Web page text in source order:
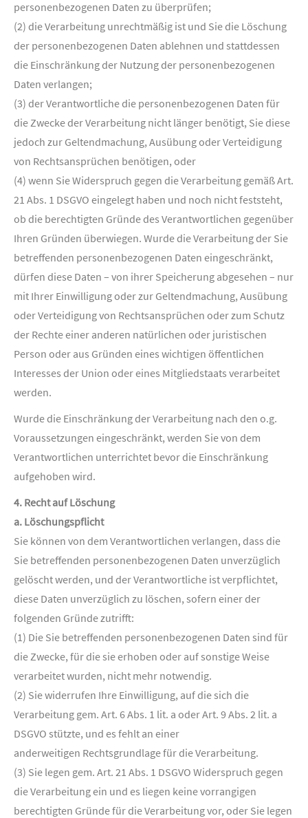
personenbezogenen Daten zu überprüfen;
(2) die Verarbeitung unrechtmäßig ist und Sie die Löschung
der personenbezogenen Daten ablehnen und stattdessen
die Einschränkung der Nutzung der personenbezogenen
Daten verlangen;
(3) der Verantwortliche die personenbezogenen Daten für
die Zwecke der Verarbeitung nicht länger benötigt, Sie diese
jedoch zur Geltendmachung, Ausübung oder Verteidigung
von Rechtsansprüchen benötigen, oder
(4) wenn Sie Widerspruch gegen die Verarbeitung gemäß Art.
21 Abs. 1 DSGVO eingelegt haben und noch nicht feststeht,
ob die berechtigten Gründe des Verantwortlichen gegenüber
Ihren Gründen überwiegen. Wurde die Verarbeitung der Sie
betreffenden personenbezogenen Daten eingeschränkt,
dürfen diese Daten – von ihrer Speicherung abgesehen – nur
mit Ihrer Einwilligung oder zur Geltendmachung, Ausübung
oder Verteidigung von Rechtsansprüchen oder zum Schutz
der Rechte einer anderen natürlichen oder juristischen
Person oder aus Gründen eines wichtigen öffentlichen
Interesses der Union oder eines Mitgliedstaats verarbeitet
werden.
Wurde die Einschränkung der Verarbeitung nach den o.g.
Voraussetzungen eingeschränkt, werden Sie von dem
Verantwortlichen unterrichtet bevor die Einschränkung
aufgehoben wird.
4. Recht auf Löschung
a. Löschungspflicht
Sie können von dem Verantwortlichen verlangen, dass die
Sie betreffenden personenbezogenen Daten unverzüglich
gelöscht werden, und der Verantwortliche ist verpflichtet,
diese Daten unverzüglich zu löschen, sofern einer der
folgenden Gründe zutrifft:
(1) Die Sie betreffenden personenbezogenen Daten sind für
die Zwecke, für die sie erhoben oder auf sonstige Weise
verarbeitet wurden, nicht mehr notwendig.
(2) Sie widerrufen Ihre Einwilligung, auf die sich die
Verarbeitung gem. Art. 6 Abs. 1 lit. a oder Art. 9 Abs. 2 lit. a
DSGVO stützte, und es fehlt an einer
anderweitigen Rechtsgrundlage für die Verarbeitung.
(3) Sie legen gem. Art. 21 Abs. 1 DSGVO Widerspruch gegen
die Verarbeitung ein und es liegen keine vorrangigen
berechtigten Gründe für die Verarbeitung vor, oder Sie legen